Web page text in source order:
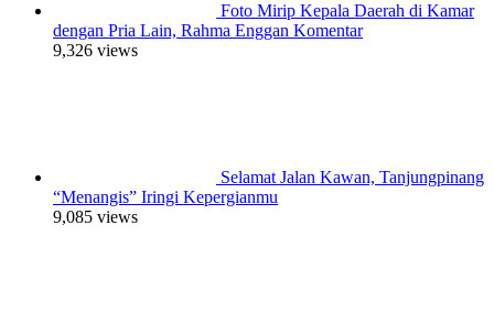
Foto Mirip Kepala Daerah di Kamar
dengan Pria Lain, Rahma Enggan Komentar
9,326 views
Selamat Jalan Kawan, Tanjungpinang
“Menangis” Iringi Kepergianmu
9,085 views